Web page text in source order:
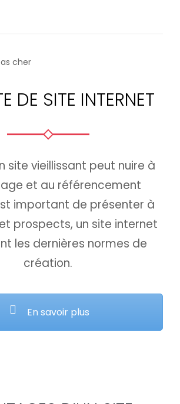
DE SITE INTERNET
site vieillissant peut nuire à
et au référencement
important de présenter à
prospects, un site internet
les dernières normes de
création.
En savoir plus